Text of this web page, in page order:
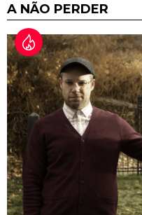
A NÃO PERDER